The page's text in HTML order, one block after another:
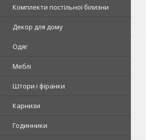
Комплекти постільної білизни
Декор для дому
Одяг
Меблі
Штори і фіранки
Карнизи
Годинники